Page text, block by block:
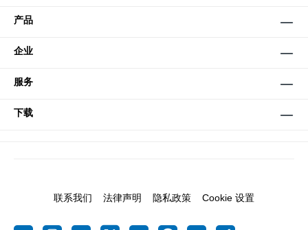
产品
企业
服务
下载
联系我们 法律声明 隐私政策 Cookie 设置